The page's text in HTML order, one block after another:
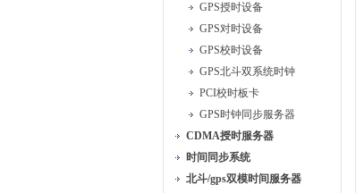
GPS授时设备
GPS对时设备
GPS校时设备
GPS北斗双系统时钟
PCI校时板卡
GPS时钟同步服务器
CDMA授时服务器
时间同步系统
北斗/gps双模时间服务器